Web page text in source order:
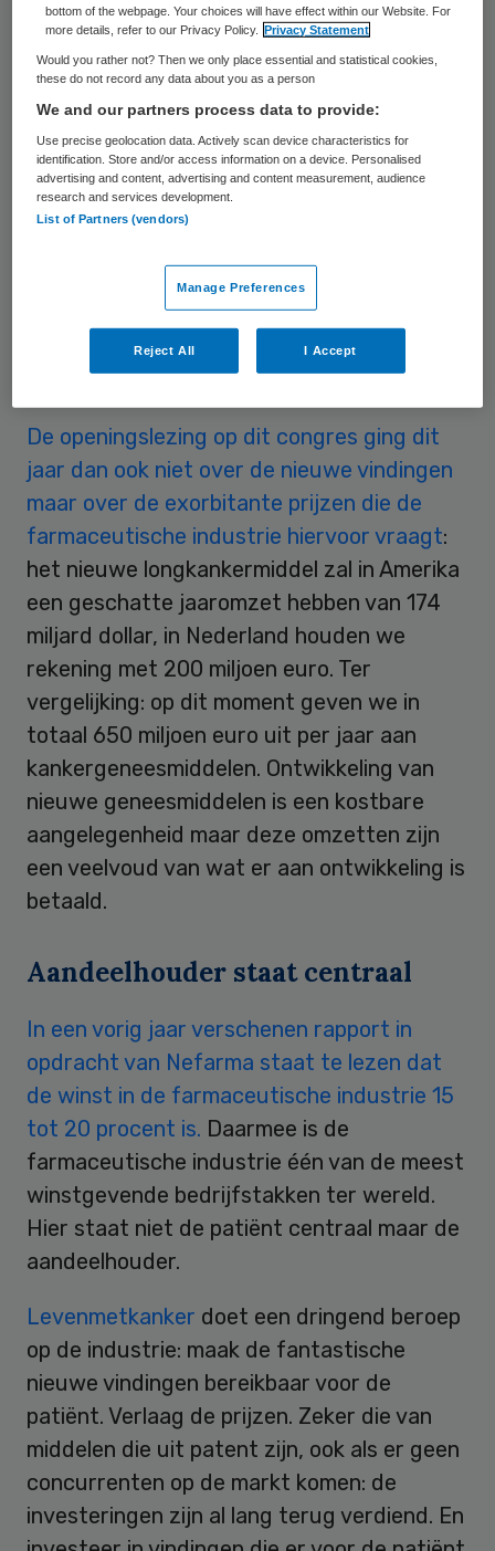
advies van het Europees
Geneesmiddelenbureau, dat medicijnen
registreert. De middelen komen over twee
of drie maanden in Nederland op de markt.
Er gebeurt meer op het gebied van
geneesmiddelen tegen kanker. Op het
jaarlijkse wereldkankercongres ASCO in
gepresenteerd over een nieuwe
combinatietherapie: nog veelbelovender dan
ieder middel apart, maar dus ook dubbel zo
De openingslezing op dit congres ging dit
jaar dan ook niet over de nieuwe vindingen
maar over de exorbitante prijzen die de
farmaceutische industrie hiervoor vraagt:
het nieuwe longkankermiddel zal in Amerika
een geschatte jaaromzet hebben van 174
miljard dollar, in Nederland houden we
rekening met 200 miljoen euro. Ter
vergelijking: op dit moment geven we in
totaal 650 miljoen euro uit per jaar aan
kankergeneesmiddelen. Ontwikkeling van
nieuwe geneesmiddelen is een kostbare
aangelegenheid maar deze omzetten zijn
een veelvoud van wat er aan ontwikkeling is
betaald.
Aandeelhouder staat centraal
In een vorig jaar verschenen rapport in
opdracht van Nefarma staat te lezen dat
de winst in de farmaceutische industrie 15
tot 20 procent is. Daarmee is de
farmaceutische industrie één van de meest
winstgevende bedrijfstakken ter wereld.
Hier staat niet de patiënt centraal maar de
aandeelhouder.
Levenmetkanker doet een dringend beroep
op de industrie: maak de fantastische
nieuwe vindingen bereikbaar voor de
patiënt. Verlaag de prijzen. Zeker die van
middelen die uit patent zijn, ook als er geen
concurrenten op de markt komen: de
investeringen zijn al lang terug verdiend. En
bottom of the webpage. Your choices will have effect within our Website. For
more details, refer to our Privacy Policy.
Privacy Statement
Would you rather not? Then we only place essential and statistical cookies,
these do not record any data about you as a person
We and our partners process data to provide:
Use precise geolocation data. Actively scan device characteristics for
identification. Store and/or access information on a device. Personalised
advertising and content, advertising and content measurement, audience
research and services development.
List of Partners (vendors)
Manage Preferences
Reject All I Accept